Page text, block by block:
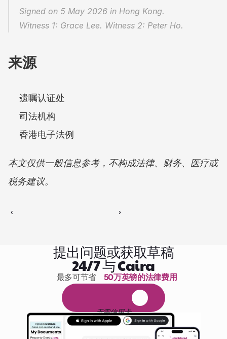
Signed on 5 May 2026 in Hong Kong.
Witness 1: Grace Lee. Witness 2: Peter Ho.
来源
遗嘱认证处
司法机构
香港电子法例
本文仅供一般信息参考，不构成法律、财务、医疗或
税务建议。
‹ ›
提出问题或获取草稿
24/7 与 Caira
1,000小时的阅读
最多可节省 50万英镑的法律费用
无需信用卡